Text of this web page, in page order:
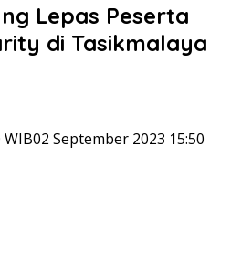
Lepas Peserta
di Tasikmalaya
WIB02 September 2023 15:50